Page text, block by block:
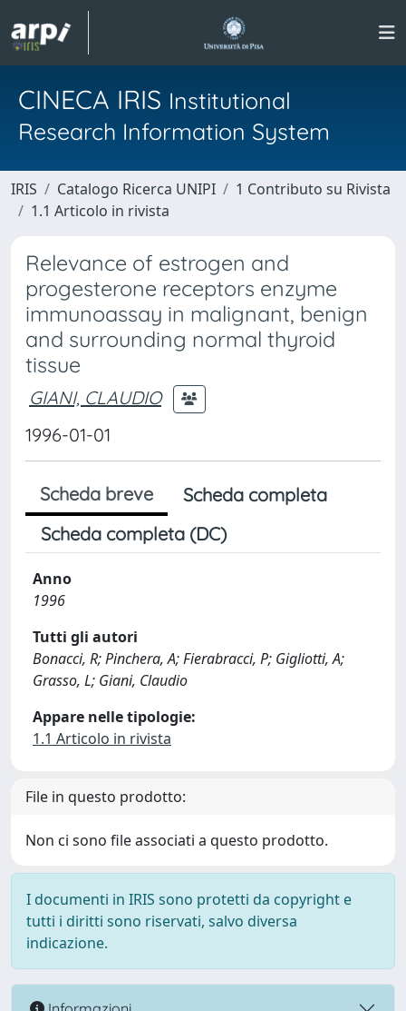
CINECA IRIS Institutional
Research Information System
IRIS Catalogo Ricerca UNIPI
1 Contributo su Rivista
1.1 Articolo in rivista
Relevance of estrogen and
progesterone receptors enzyme
immunoassay in malignant, benign
and surrounding normal thyroid
tissue
GIANI, CLAUDIO
1996-01-01
Scheda breve
Scheda completa
Scheda completa (DC)
Anno
1996
Tutti gli autori
Bonacci, R; Pinchera, A; Fierabracci, P; Gigliotti, A;
Grasso, L; Giani, Claudio
Appare nelle tipologie:
1.1 Articolo in rivista
File in questo prodotto:
Non ci sono file associati a questo prodotto.
I documenti in IRIS sono protetti da copyright e
tutti i diritti sono riservati, salvo diversa
indicazione.